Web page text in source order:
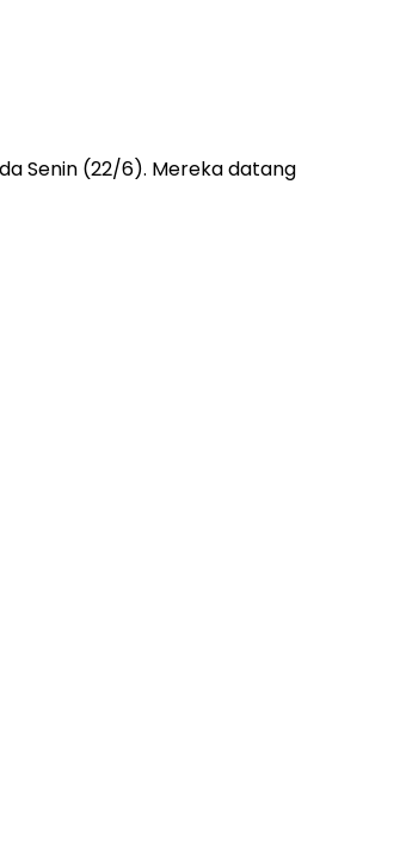
Senin (22/6). Mereka datang